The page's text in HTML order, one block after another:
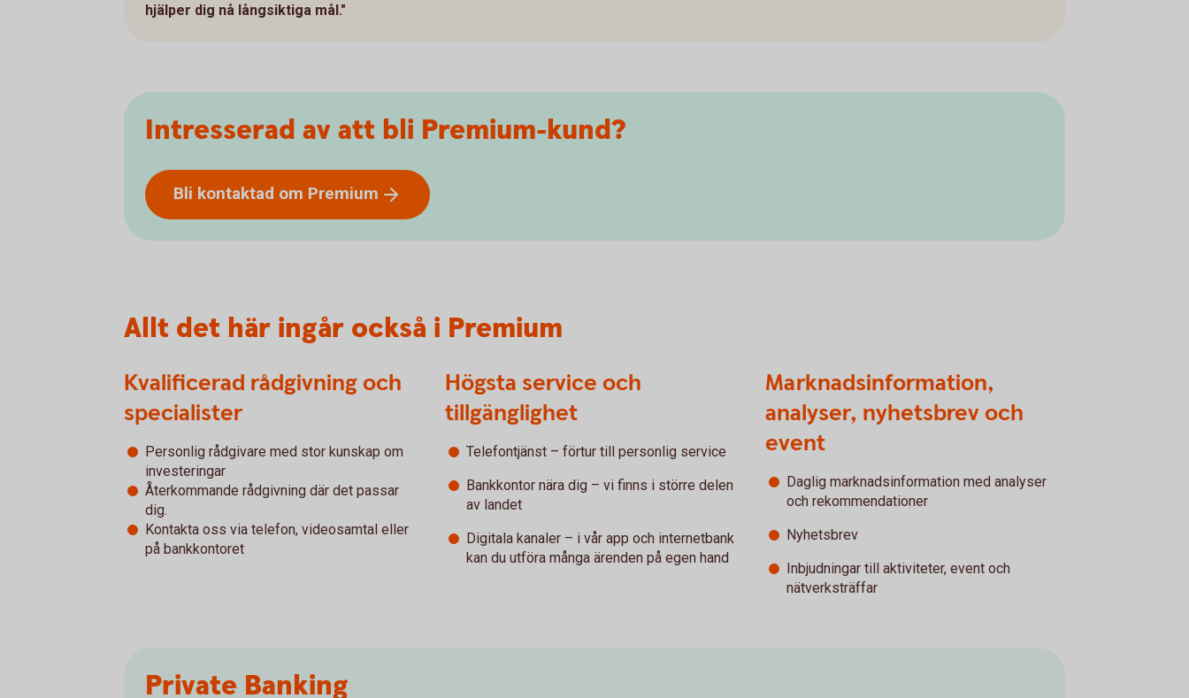
hjälper dig nå långsiktiga mål."
Intresserad av att bli Premium-kund?
Bli kontaktad om Premium
Allt det här ingår också i Premium
Kvalificerad rådgivning och
specialister
Personlig rådgivare med stor kunskap om
investeringar
Återkommande rådgivning där det passar
dig.
Kontakta oss via telefon, videosamtal eller
på bankkontoret
Högsta service och
tillgänglighet
Telefontjänst – förtur till personlig service
Bankkontor nära dig – vi finns i större delen
av landet
Digitala kanaler – i vår app och internetbank
kan du utföra många ärenden på egen hand
Marknadsinformation,
analyser, nyhetsbrev och
event
Daglig marknadsinformation med analyser
och rekommendationer
Nyhetsbrev
Inbjudningar till aktiviteter, event och
nätverksträffar
Private Banking